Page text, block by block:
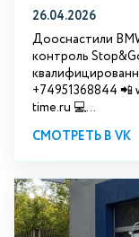
26.04.2026
Дооснастили
контроль
+74951368844 📲
time.ru 💻...
СМОТРЕТЬ В VK